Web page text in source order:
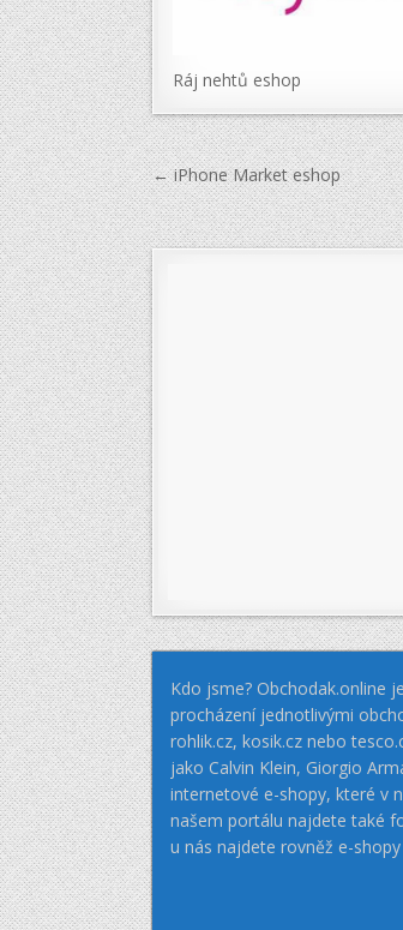
Ráj nehtů eshop
Navigace
pro
příspěvek
← iPhone Market eshop
Kdo jsme? Obchodak.online
procházení jednotlivými
rohlik.cz, kosik.cz nebo
jako Calvin Klein, Giorgio
internetové e-shopy, které v
našem portálu najdete také
u nás najdete rovněž e-